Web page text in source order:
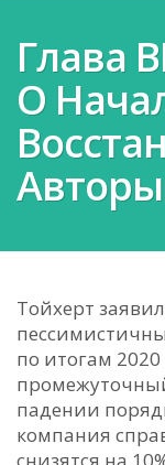
Глава
О
Тойхерт
по итогам
падении
компания